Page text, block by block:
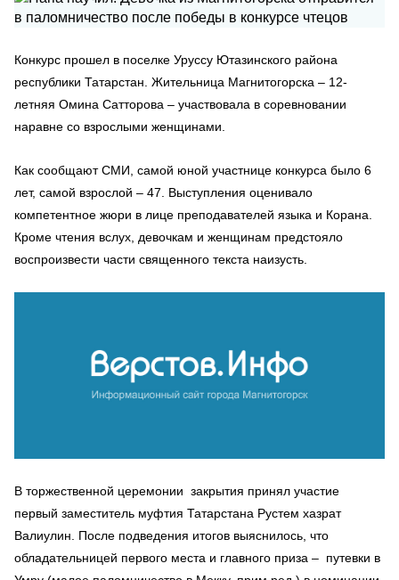
Конкурс прошел в поселке Уруссу Ютазинского района
республики Татарстан. Жительница Магнитогорска – 12-
летняя Омина Сатторова – участвовала в соревновании
наравне со взрослыми женщинами.
Как сообщают СМИ, самой юной участнице конкурса было 6
лет, самой взрослой – 47. Выступления оценивало
компетентное жюри в лице преподавателей языка и Корана.
Кроме чтения вслух, девочкам и женщинам предстояло
воспроизвести части священного текста наизусть.
В торжественной церемонии закрытия принял участие
первый заместитель муфтия Татарстана Рустем хазрат
Валиулин. После подведения итогов выяснилось, что
обладательницей первого места и главного приза – путевки в